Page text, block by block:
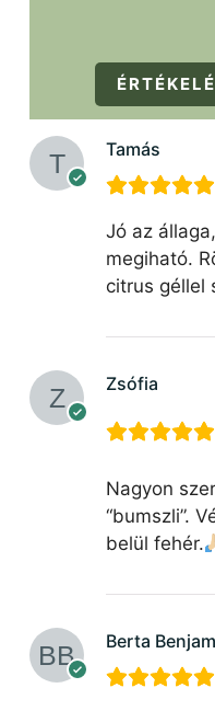
Tamás
Jó az
megiható.
citrus géllel
Zsófia
Nagyon
“bumszli”.
belül fehér.
Berta